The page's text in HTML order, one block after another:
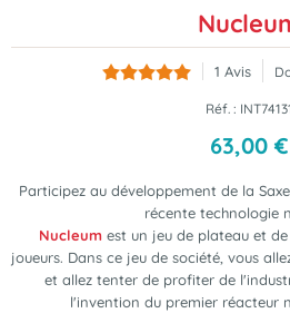
1 Avis
Réf. :
63,00 €
Participez au développement de la
récente technologie
Nucleumest un jeu de plateau et
joueurs. Dans ce jeu de société, vous
et allez tenter de profiter de
l'invention du premier réacteur